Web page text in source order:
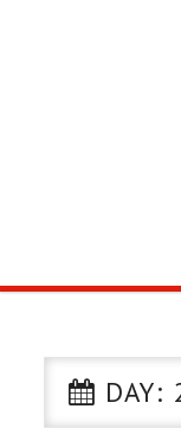
CIKK DAY: